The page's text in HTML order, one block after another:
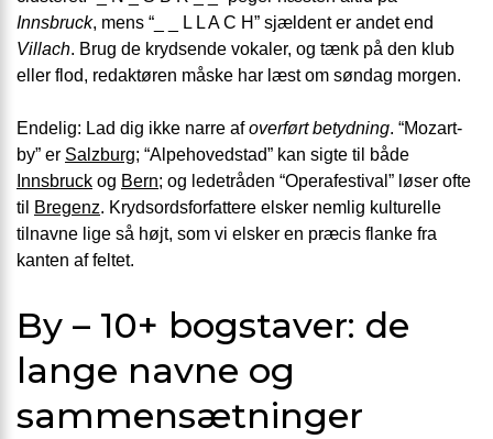
Innsbruck, mens “_ _ L L A C H” sjældent er andet end
Villach. Brug de krydsende vokaler, og tænk på den klub
eller flod, redaktøren måske har læst om søndag morgen.
Endelig: Lad dig ikke narre afoverført betydning. “Mozart-
by” er Salzburg; “Alpehovedstad” kan sigte til både
Innsbruck og Bern; og ledetråden “Operafestival” løser ofte
til
Bregenz. Krydsordsforfattere elsker nemlig kulturelle
tilnavne lige så højt, som vi elsker en præcis flanke fra
kanten af feltet.
By – 10+ bogstaver: de
lange navne og
sammensætninger